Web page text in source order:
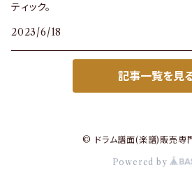
ティック。
2023/6/18
記事一覧を見
© ドラム譜面(楽譜)販売専
Powered by